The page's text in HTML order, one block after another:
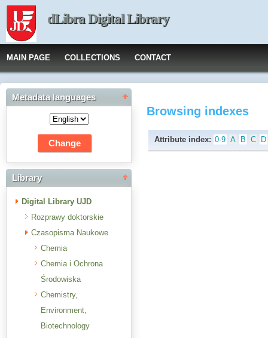
dLibra Digital Library
MAIN PAGE COLLECTIONS CONTACT
Metadata languages
Library
Digital Library UJD
Rozprawy doktorskie
Czasopisma Naukowe
Chemia
Chemia i Ochrona
Środowiska
Chemistry,
Environment,
Biotechnology
Browsing indexes
Attribute index: 0-9 A B C D